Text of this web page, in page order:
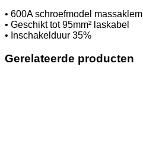
• 600A schroefmodel massaklem
• Geschikt tot 95mm² laskabel
• Inschakelduur 35%
Gerelateerde producten